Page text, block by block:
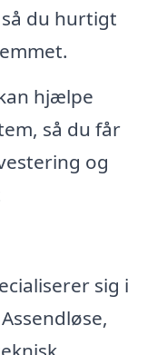
du hurtigt
hjælpe
så du får
og
sig i